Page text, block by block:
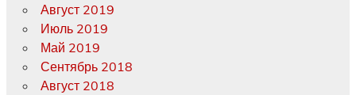
Август 2019
Июль 2019
Май 2019
Сентябрь 2018
Август 2018